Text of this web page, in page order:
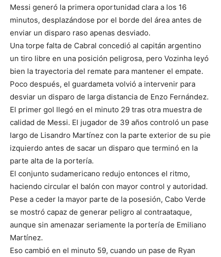
Messi generó la primera oportunidad clara a los 16
minutos, desplazándose por el borde del área antes de
enviar un disparo raso apenas desviado.
Una torpe falta de Cabral concedió al capitán argentino
un tiro libre en una posición peligrosa, pero Vozinha leyó
bien la trayectoria del remate para mantener el empate.
Poco después, el guardameta volvió a intervenir para
desviar un disparo de larga distancia de Enzo Fernández.
El primer gol llegó en el minuto 29 tras otra muestra de
calidad de Messi. El jugador de 39 años controló un pase
largo de Lisandro Martínez con la parte exterior de su pie
izquierdo antes de sacar un disparo que terminó en la
parte alta de la portería.
El conjunto sudamericano redujo entonces el ritmo,
haciendo circular el balón con mayor control y autoridad.
Pese a ceder la mayor parte de la posesión, Cabo Verde
se mostró capaz de generar peligro al contraataque,
aunque sin amenazar seriamente la portería de Emiliano
Martínez.
Eso cambió en el minuto 59, cuando un pase de Ryan